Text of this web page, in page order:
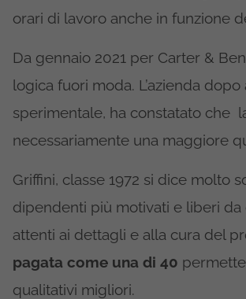
orari di lavoro anche in funzione
Da gennaio 2021 per Carter &
logica fuori moda. L’azienda
sperimentale, ha constatato che
necessariamente una maggiore
Griffini, classe 1972 si dice molto
dipendenti più motivati e liberi
attenti ai dettagli e alla cura del
pagata come una di 40
qualitativi migliori.